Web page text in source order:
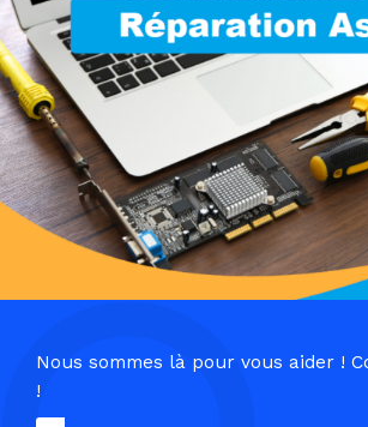
Nous sommes là pour vous aider !
!